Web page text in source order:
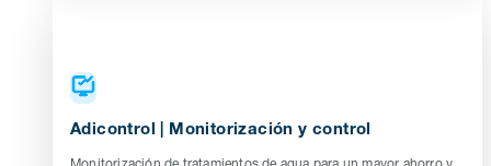
Adicontrol | Monitorización y control